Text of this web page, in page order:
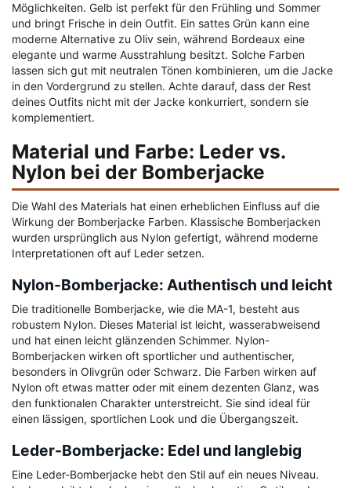
Möglichkeiten. Gelb ist perfekt für den Frühling und Sommer
und bringt Frische in dein Outfit. Ein sattes Grün kann eine
moderne Alternative zu Oliv sein, während Bordeaux eine
elegante und warme Ausstrahlung besitzt. Solche Farben
lassen sich gut mit neutralen Tönen kombinieren, um die Jacke
in den Vordergrund zu stellen. Achte darauf, dass der Rest
deines Outfits nicht mit der Jacke konkurriert, sondern sie
komplementiert.
Material und Farbe: Leder vs.
Nylon bei der Bomberjacke
Die Wahl des Materials hat einen erheblichen Einfluss auf die
Wirkung der Bomberjacke Farben. Klassische Bomberjacken
wurden ursprünglich aus Nylon gefertigt, während moderne
Interpretationen oft auf Leder setzen.
Nylon-Bomberjacke: Authentisch und leicht
Die traditionelle Bomberjacke, wie die MA-1, besteht aus
robustem Nylon. Dieses Material ist leicht, wasserabweisend
und hat einen leicht glänzenden Schimmer. Nylon-
Bomberjacken wirken oft sportlicher und authentischer,
besonders in Olivgrün oder Schwarz. Die Farben wirken auf
Nylon oft etwas matter oder mit einem dezenten Glanz, was
den funktionalen Charakter unterstreicht. Sie sind ideal für
einen lässigen, sportlichen Look und die Übergangszeit.
Leder-Bomberjacke: Edel und langlebig
Eine Leder-Bomberjacke hebt den Stil auf ein neues Niveau.